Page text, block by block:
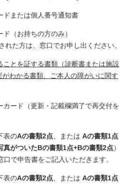
ドまたは個人番号通知書
（お持ちの方のみ）
た方は、窓口でお申し出ください。
とを証する書類（診断書または施設
わかる書類、ご本人の障がいに関す
ード（更新・記載欄満了で再交付を
表のAの書類2点 、または Aの書類1点
真がついたBの書類1点+Bの書類2点）
で申告書をご記入いただきます。
表のAの書類2点 、または Aの書類1点